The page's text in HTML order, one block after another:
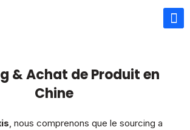
& Achat de Produit en
Chine
, nous comprenons que le sourcing a